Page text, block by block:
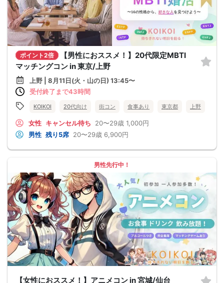
ポイント2倍
【男性におススメ！】20代限定MBTI
マッチングコン in 東京/上野
上野 | 8月11日(火・山の日) 13:45〜
受付終了まで43時間
KOIKOI 20代向け 街コン 食事あり 東京都 上野
女性 キャンセル待ち 20〜29歳 1,000円
男性 残り5席 20〜29歳 6,900円
男性先行中！
【女性におススメ！】アニメコン in 宮城/仙台